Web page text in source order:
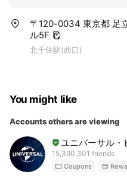
〒120-0034 東京都 足
ル5F
北千住駅(西口)
You might like
Accounts others are viewing
ユニバーサル・
15,390,301 friends
Coupons